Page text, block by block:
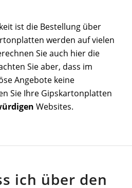
ist die Bestellung über
werden auf vielen
Sie auch hier die
Sie aber, dass im
Angebote keine
Sie Ihre Gipskartonplatten
Websites.
ich über den